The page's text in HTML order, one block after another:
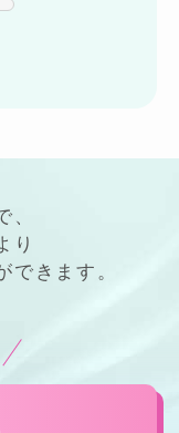
、
り
できます。